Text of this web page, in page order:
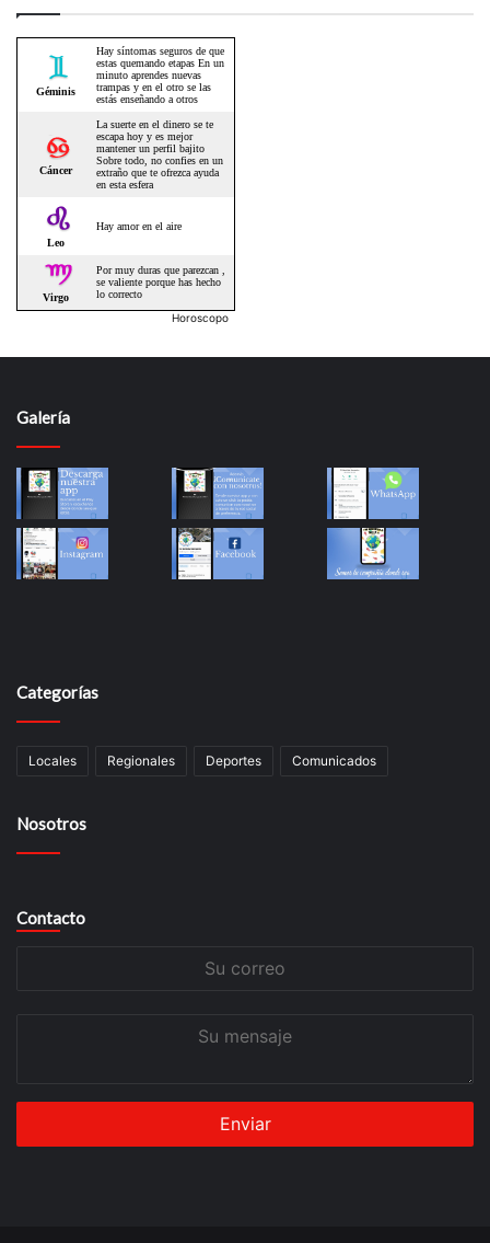
Horoscopo
Galería
Categorías
Locales Regionales Deportes Comunicados
Nosotros
Contacto